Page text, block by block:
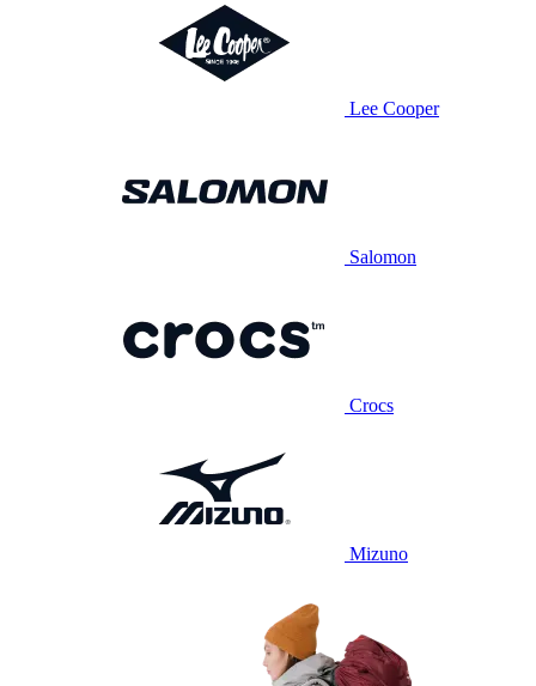
Lee Cooper
Salomon
Crocs
Mizuno